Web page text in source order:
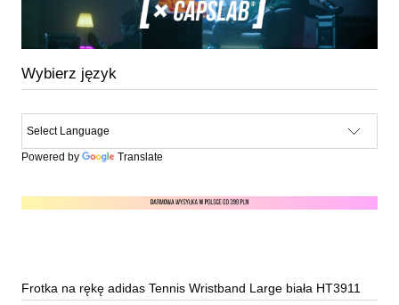
Wybierz język
Powered by Translate
Frotka na rękę adidas Tennis Wristband Large biała HT3911